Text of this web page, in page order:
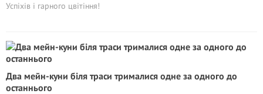
Успіхів і гарного цвітіння!
Два мейн-куни біля траси трималися одне за одного до
останнього